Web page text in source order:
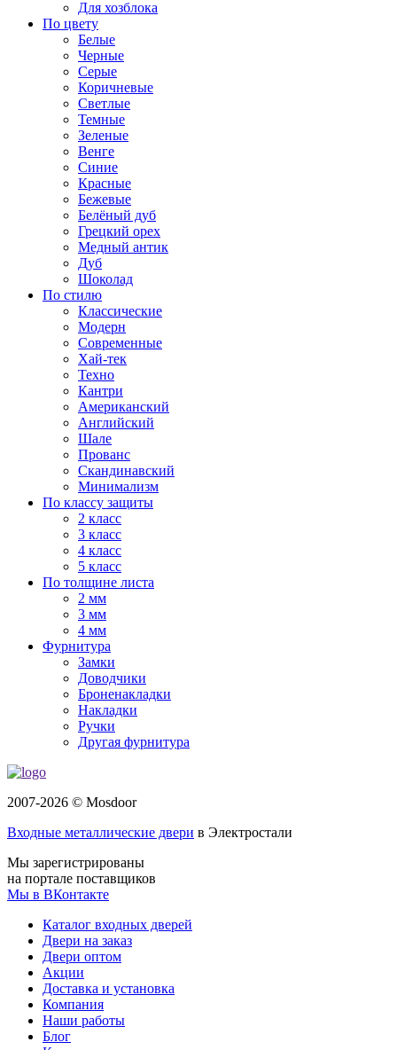
Для хозблока
По цвету
Белые
Черные
Серые
Коричневые
Светлые
Темные
Зеленые
Венге
Синие
Красные
Бежевые
Белёный дуб
Грецкий орех
Медный антик
Дуб
Шоколад
По стилю
Классические
Модерн
Современные
Хай-тек
Техно
Кантри
Американский
Английский
Шале
Прованс
Скандинавский
Минимализм
По классу защиты
2 класс
3 класс
4 класс
5 класс
По толщине листа
2 мм
3 мм
4 мм
Фурнитура
Замки
Доводчики
Броненакладки
Накладки
Ручки
Другая фурнитура
2007-2026 © Mosdoor
Входные металлические двери в Электростали
Мы зарегистрированы
на портале поставщиков
Мы в ВКонтакте
Каталог входных дверей
Двери на заказ
Двери оптом
Акции
Доставка и установка
Компания
Наши работы
Блог